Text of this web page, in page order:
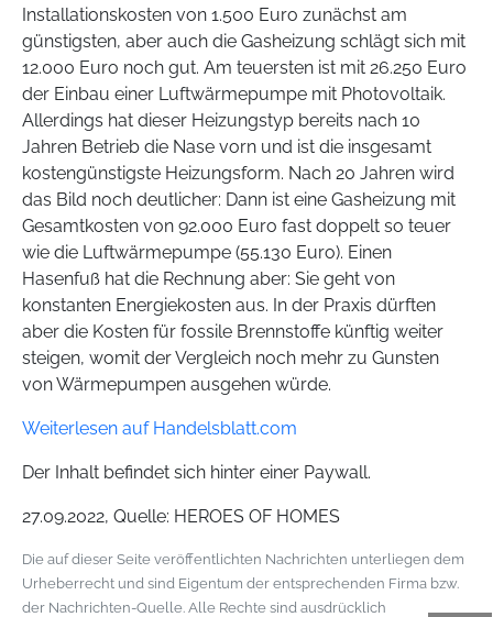
Installationskosten von 1.500 Euro zunächst am
günstigsten, aber auch die Gasheizung schlägt sich mit
12.000 Euro noch gut. Am teuersten ist mit 26.250 Euro
der Einbau einer Luftwärmepumpe mit Photovoltaik.
Allerdings hat dieser Heizungstyp bereits nach 10
Jahren Betrieb die Nase vorn und ist die insgesamt
kostengünstigste Heizungsform. Nach 20 Jahren wird
das Bild noch deutlicher: Dann ist eine Gasheizung mit
Gesamtkosten von 92.000 Euro fast doppelt so teuer
wie die Luftwärmepumpe (55.130 Euro). Einen
Hasenfuß hat die Rechnung aber: Sie geht von
konstanten Energiekosten aus. In der Praxis dürften
aber die Kosten für fossile Brennstoffe künftig weiter
steigen, womit der Vergleich noch mehr zu Gunsten
von Wärmepumpen ausgehen würde.
Weiterlesen auf Handelsblatt.com
Der Inhalt befindet sich hinter einer Paywall.
27.09.2022, Quelle: HEROES OF HOMES
Die auf dieser Seite veröffentlichten Nachrichten unterliegen dem
Urheberrecht und sind Eigentum der entsprechenden Firma bzw.
der Nachrichten-Quelle. Alle Rechte sind ausdrücklich